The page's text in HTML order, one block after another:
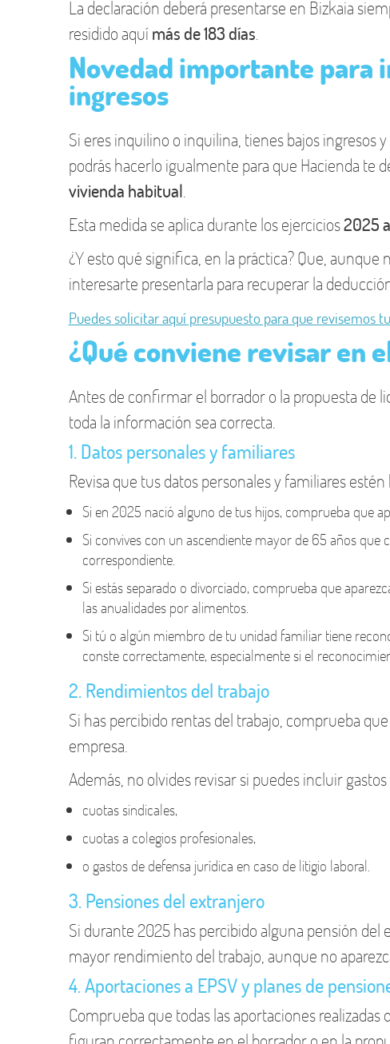
La declaración deberá presentarse en Bizkaia
residido aquímás de 183 días
Novedad importante para
ingresos
Si eres inquilino o inquilina, tienes bajos ingresos
podrás hacerlo igualmente para que Hacienda te
vivienda habitual
Esta medida se aplica durante los ejercicios2025
¿Y esto qué significa, en la práctica? Que,
interesarte presentarla para recuperar la
Puedes solicitar aquí presupuesto para que revisemos
¿Qué conviene revisar en
Antes de confirmar el borrador o la propuesta de
toda la información sea correcta.
1. Datos personales y familiares
Revisa que tus datos personales y familiares
Si en 2025 nació alguno de tus hijos, comprueba que
Si convives con un ascendiente mayor de 65 años
correspondiente.
Si estás separado o divorciado, comprueba que
las anualidades por alimentos.
Si tú o algún miembro de tu unidad familiar tiene
conste correctamente, especialmente si el
2. Rendimientos del trabajo
Si has percibido rentas del trabajo, comprueba
empresa.
Además, no olvides revisar si puedes incluir
cuotas sindicales,
cuotas a colegios profesionales,
o gastos de defensa jurídica en caso de litigio laboral.
3. Pensiones del extranjero
Si durante 2025 has percibido alguna pensión
mayor rendimiento del trabajo, aunque no
4. Aportaciones a EPSV y planes de
Comprueba que todas las aportaciones realizadas